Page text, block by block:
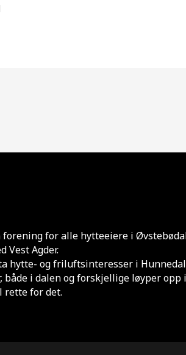
for alle hytteeiere i
Vest Agder.
hytte- og friluftsinteresser i
både i dalen og forskjellige løyper opp i
for det.